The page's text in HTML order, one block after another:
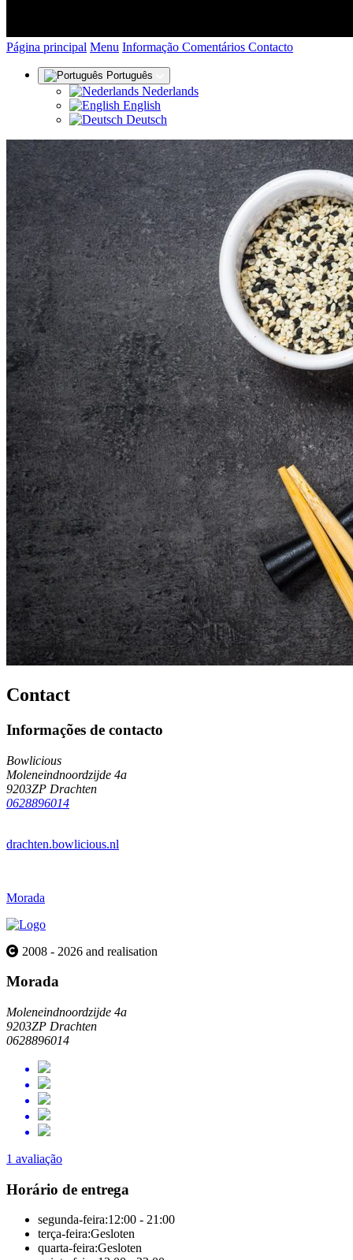
Página principal Menu Informação Comentários Contacto(actual)
Português
Nederlands
English
Deutsch
Contact
Informações de contacto
Bowlicious
Moleneindnoordzijde 4a
9203ZP Drachten
0628896014
drachten.bowlicious.nl
Morada
2008 - 2026 and realisation
Morada
Moleneindnoordzijde 4a
9203ZP Drachten
0628896014
1 avaliação
Horário de entrega
segunda-feira:12:00 - 21:00
terça-feira:Gesloten
quarta-feira:Gesloten